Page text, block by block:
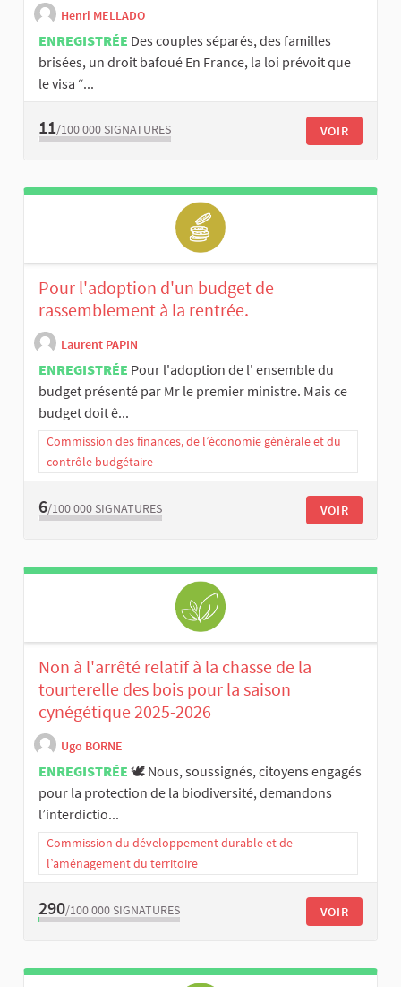
Henri MELLADO
ENREGISTRÉE Des couples séparés, des familles
brisées, un droit bafoué En France, la loi prévoit que
le visa “...
11/100 000 SIGNATURES VOIR
Pour l'adoption d'un budget de
rassemblement à la rentrée.
Laurent PAPIN
ENREGISTRÉE Pour l'adoption de l' ensemble du
budget présenté par Mr le premier ministre. Mais ce
budget doit ê...
Commission des finances, de l’économie générale et du
contrôle budgétaire
6/100 000 SIGNATURES VOIR
Non à l'arrêté relatif à la chasse de la
tourterelle des bois pour la saison
cynégétique 2025-2026
Ugo BORNE
ENREGISTRÉE 🕊️ Nous, soussignés, citoyens engagés
pour la protection de la biodiversité, demandons
l’interdictio...
Commission du développement durable et de
l’aménagement du territoire
290/100 000 SIGNATURES VOIR